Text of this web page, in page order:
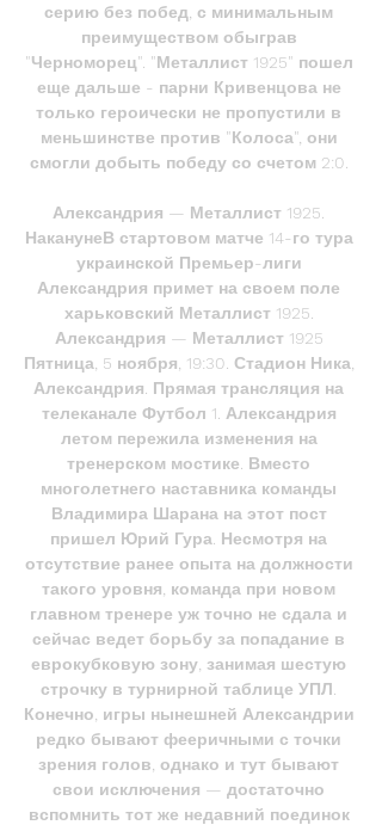
серию без побед, с минимальным
преимуществом обыграв
"Черноморец". "Металлист 1925" пошел
еще дальше - парни Кривенцова не
только героически не пропустили в
меньшинстве против "Колоса", они
смогли добыть победу со счетом 2:0.
Александрия — Металлист 1925.
НаканунеВ стартовом матче 14-го тура
украинской Премьер-лиги
Александрия примет на своем поле
харьковский Металлист 1925.
Александрия — Металлист 1925
Пятница, 5 ноября, 19:30. Стадион Ника,
Александрия. Прямая трансляция на
телеканале Футбол 1. Александрия
летом пережила изменения на
тренерском мостике. Вместо
многолетнего наставника команды
Владимира Шарана на этот пост
пришел Юрий Гура. Несмотря на
отсутствие ранее опыта на должности
такого уровня, команда при новом
главном тренере уж точно не сдала и
сейчас ведет борьбу за попадание в
еврокубковую зону, занимая шестую
строчку в турнирной таблице УПЛ.
Конечно, игры нынешней Александрии
редко бывают фееричными с точки
зрения голов, однако и тут бывают
свои исключения — достаточно
вспомнить тот же недавний поединок